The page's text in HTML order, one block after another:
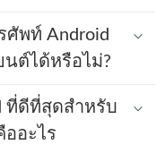
ศัพท์ Android
นต์ได้หรือไม่?
ที่ดีที่สุดสำหรับ
ออะไร